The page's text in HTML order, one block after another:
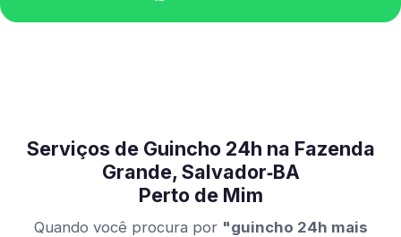
Serviços de Guincho 24h na Fazenda
Grande, Salvador‑BA
Perto de Mim
Quando você procura por "guincho 24h mais